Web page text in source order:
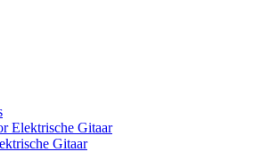
Elektrische Gitaar
Gitaar